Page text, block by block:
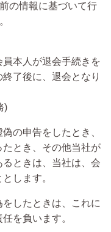
の情報に基づいて行
本人が退会手続きを
了後に、退会となり
)
の申告をしたとき、
とき、その他当社が
ときは、当社は、会
します。
したときは、これに
を負います。